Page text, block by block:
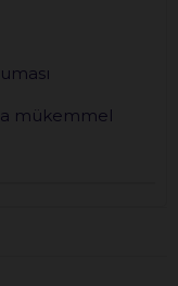
mükemmel